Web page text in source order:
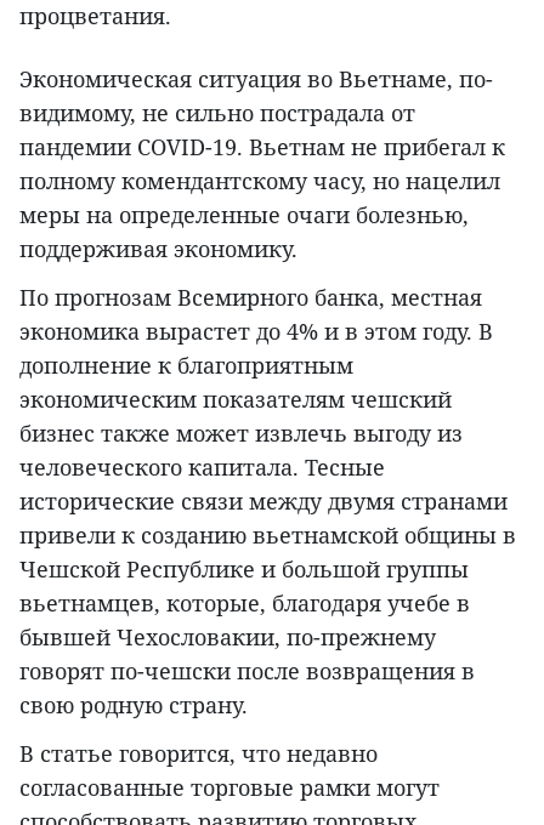
процветания.
Экономическая ситуация во Вьетнаме, по-
видимому, не сильно пострадала от
пандемии COVID-19. Вьетнам не прибегал к
полному комендантскому часу, но нацелил
меры на определенные очаги болезнью,
поддерживая экономику.
По прогнозам Всемирного банка, местная
экономика вырастет до 4% и в этом году. В
дополнение к благоприятным
экономическим показателям чешский
бизнес также может извлечь выгоду из
человеческого капитала. Тесные
исторические связи между двумя странами
привели к созданию вьетнамской общины в
Чешской Республике и большой группы
вьетнамцев, которые, благодаря учебе в
бывшей Чехословакии, по-прежнему
говорят по-чешски после возвращения в
свою родную страну.
В статье говорится, что недавно
согласованные торговые рамки могут